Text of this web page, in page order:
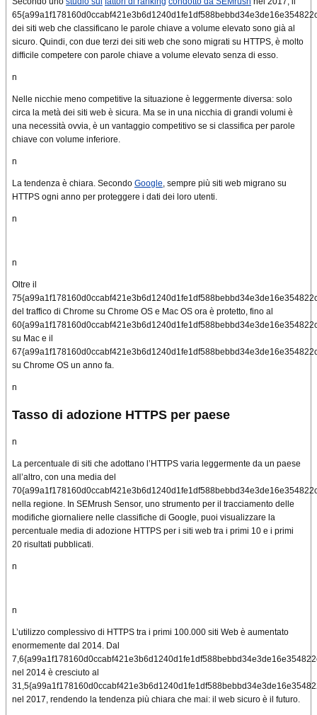
dei siti web che classificano le parole chiave a volume elevato sono già al
sicuro. Quindi, con due terzi dei siti web che sono migrati su HTTPS, è molto
difficile competere con parole chiave a volume elevato senza di esso.
n
Nelle nicchie meno competitive la situazione è leggermente diversa: solo
circa la metà dei siti web è sicura. Ma se in una nicchia di grandi volumi è
una necessità ovvia, è un vantaggio competitivo se si classifica per parole
chiave con volume inferiore.
n
La tendenza è chiara. Secondo Google, sempre più siti web migrano su
HTTPS ogni anno per proteggere i dati dei loro utenti.
n
n
Oltre il
del traffico di Chrome su Chrome OS e Mac OS ora è protetto, fino al
su Mac e il
su Chrome OS un anno fa.
n
Tasso di adozione HTTPS per paese
n
La percentuale di siti che adottano l’HTTPS varia leggermente da un paese
all’altro, con una media del
nella regione. In SEMrush Sensor, uno strumento per il tracciamento delle
modifiche giornaliere nelle classifiche di Google, puoi visualizzare la
percentuale media di adozione HTTPS per i siti web tra i primi 10 e i primi
20 risultati pubblicati.
n
n
L’utilizzo complessivo di HTTPS tra i primi 100.000 siti Web è aumentato
enormemente dal 2014. Dal
nel 2014 è cresciuto al
nel 2017, rendendo la tendenza più chiara che mai: il web sicuro è il futuro.